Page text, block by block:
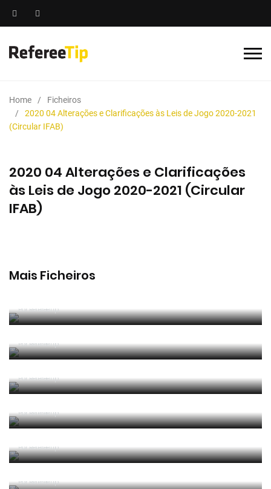
Home
Ficheiros
2020 04 Alterações e Clarificações às Leis de Jogo 2020-2021
(Circular IFAB)
2020 04 Alterações e Clarificações
às Leis de Jogo 2020-2021 (Circular
IFAB)
Mais Ficheiros
Por RefereeTip
Por RefereeTip
Por RefereeTip
2025 04 Alterações e Esclarecimentos às Leis de
Por RefereeTip
Por RefereeTip
Por RefereeTip